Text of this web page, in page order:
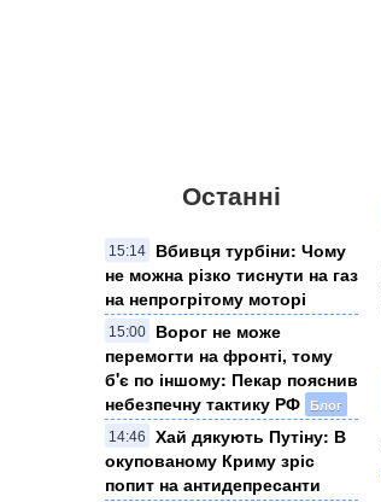
Останні
15:14
Вбивця турбіни: Чому
не можна різко тиснути на газ
на непрогрітому моторі
15:00
Ворог не може
перемогти на фронті, тому
б'є по іншому: Пекар пояснив
небезпечну тактику РФ Блог
14:46
Хай дякують Путіну: В
окупованому Криму зріс
попит на антидепресанти